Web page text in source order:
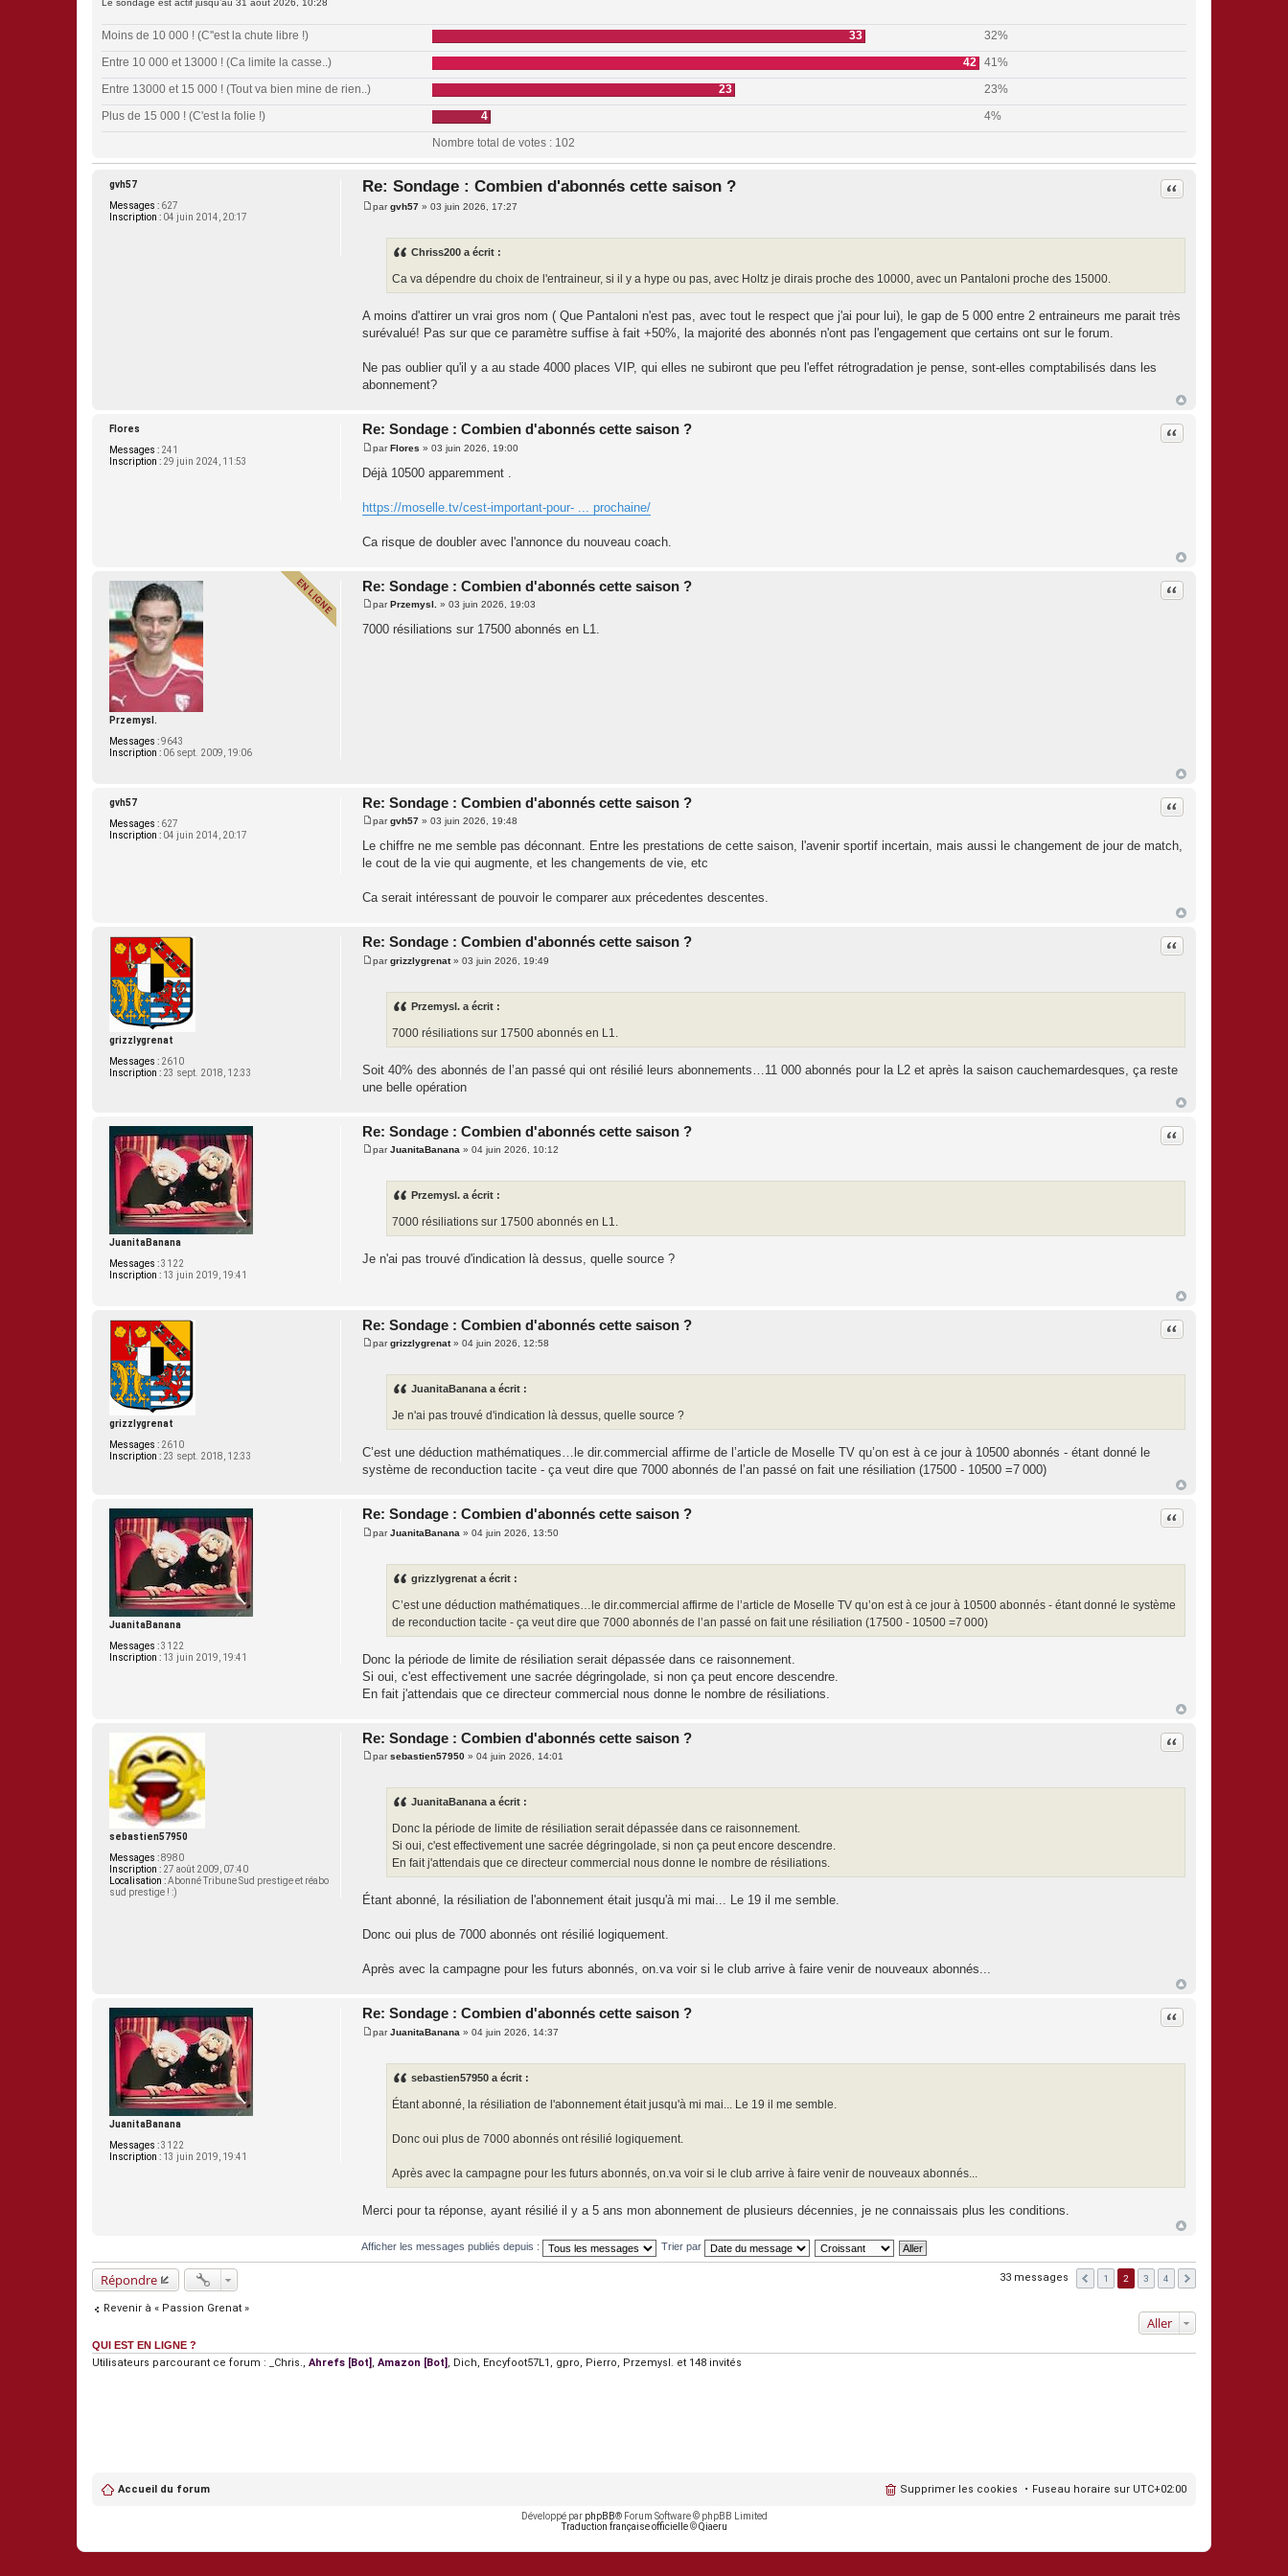
Le sondage est actif jusqu’au 31 août 2026, 10:28
Moins de 10 000 ! (C''est la chute libre !) 33
32%
Entre 10 000 et 13000 ! (Ca limite la casse..)
42
41%
Entre 13000 et 15 000 ! (Tout va bien mine de rien..)
23
23%
Plus de 15 000 ! (C'est la folie !)
4
4%
Nombre total de votes : 102
gvh57
Messages : 627
Inscription : 04 juin 2014, 20:17
Re: Sondage : Combien d'abonnés cette saison ? Citation
M
pargvh57» 03 juin 2026, 17:27
Chriss200 a écrit :
Ca va dépendre du choix de l'entraineur, si il y a hype ou pas, avec Holtz je dirais proche des 10000, avec un Pantaloni proche des 15000.
A moins d'attirer un vrai gros nom ( Que Pantaloni n'est pas, avec tout le respect que j'ai pour lui), le gap de 5 000 entre 2 entraineurs me parait très
surévalué! Pas sur que ce paramètre suffise à fait +50%, la majorité des abonnés n'ont pas l'engagement que certains ont sur le forum.
Ne pas oublier qu'il y a au stade 4000 places VIP, qui elles ne subiront que peu l'effet rétrogradation je pense, sont-elles comptabilisés dans les
abonnement?
Flores
Messages : 241
Inscription : 29 juin 2024, 11:53
Re: Sondage : Combien d'abonnés cette saison ? Citation
M
e
s
a
g
parFlores » 03 juin 2026, 19:00
Déjà 10500 apparemment .
https://moselle.tv/cest-important-pour- ... prochaine/
Ca risque de doubler avec l'annonce du nouveau coach.
Przemysl.
Messages :9643
Inscription : 06 sept. 2009, 19:06
Re: Sondage : Combien d'abonnés cette saison ? Citation
M
e
s
parPrzemysl. » 03 juin 2026, 19:03
7000 résiliations sur 17500 abonnés en L1.
gvh57
Messages : 627
Inscription : 04 juin 2014, 20:17
Re: Sondage : Combien d'abonnés cette saison ? Citation
M
s
s
e
pargvh57» 03 juin 2026, 19:48
Le chiffre ne me semble pas déconnant. Entre les prestations de cette saison, l'avenir sportif incertain, mais aussi le changement de jour de match,
le cout de la vie qui augmente, et les changements de vie, etc
Ca serait intéressant de pouvoir le comparer aux précedentes descentes.
grizzlygrenat
Messages : 2610
Inscription : 23 sept. 2018, 12:33
Re: Sondage : Combien d'abonnés cette saison ? Citation
M
pargrizzlygrenat» 03 juin 2026, 19:49
Przemysl. a écrit :
7000 résiliations sur 17500 abonnés en L1.
Soit 40% des abonnés de l’an passé qui ont résilié leurs abonnements…11 000 abonnés pour la L2 et après la saison cauchemardesques, ça reste
une belle opération
JuanitaBanana
Messages :3122
Inscription : 13 juin 2019, 19:41
Re: Sondage : Combien d'abonnés cette saison ? Citation
M
parJuanitaBanana » 04 juin 2026, 10:12
Przemysl. a écrit :
7000 résiliations sur 17500 abonnés en L1.
Je n'ai pas trouvé d'indication là dessus, quelle source ?
grizzlygrenat
Messages : 2610
Inscription : 23 sept. 2018, 12:33
Re: Sondage : Combien d'abonnés cette saison ? Citation
M
pargrizzlygrenat» 04 juin 2026, 12:58
JuanitaBanana a écrit :
Je n'ai pas trouvé d'indication là dessus, quelle source ?
C’est une déduction mathématiques…le dir.commercial affirme de l’article de Moselle TV qu’on est à ce jour à 10500 abonnés - étant donné le
système de reconduction tacite - ça veut dire que 7000 abonnés de l’an passé on fait une résiliation (17500 - 10500 =7 000)
JuanitaBanana
Messages :3122
Inscription : 13 juin 2019, 19:41
Re: Sondage : Combien d'abonnés cette saison ? Citation
M
parJuanitaBanana » 04 juin 2026, 13:50
grizzlygrenat a écrit :
C’est une déduction mathématiques…le dir.commercial affirme de l’article de Moselle TV qu’on est à ce jour à 10500 abonnés - étant donné le système
de reconduction tacite - ça veut dire que 7000 abonnés de l’an passé on fait une résiliation (17500 - 10500 =7 000)
Donc la période de limite de résiliation serait dépassée dans ce raisonnement.
Si oui, c'est effectivement une sacrée dégringolade, si non ça peut encore descendre.
En fait j'attendais que ce directeur commercial nous donne le nombre de résiliations.
sebastien57950
Messages :8980
Inscription : 27 août 2009, 07:40
Localisation :Abonné Tribune Sud prestige et réabo
sud prestige ! :)
Re: Sondage : Combien d'abonnés cette saison ? Citation
M
parsebastien57950» 04 juin 2026, 14:01
JuanitaBanana a écrit :
Donc la période de limite de résiliation serait dépassée dans ce raisonnement.
Si oui, c'est effectivement une sacrée dégringolade, si non ça peut encore descendre.
En fait j'attendais que ce directeur commercial nous donne le nombre de résiliations.
Étant abonné, la résiliation de l'abonnement était jusqu'à mi mai... Le 19 il me semble.
Donc oui plus de 7000 abonnés ont résilié logiquement.
Après avec la campagne pour les futurs abonnés, on.va voir si le club arrive à faire venir de nouveaux abonnés...
JuanitaBanana
Messages :3122
Inscription : 13 juin 2019, 19:41
Re: Sondage : Combien d'abonnés cette saison ? Citation
M
parJuanitaBanana » 04 juin 2026, 14:37
sebastien57950 a écrit :
Étant abonné, la résiliation de l'abonnement était jusqu'à mi mai... Le 19 il me semble.
Donc oui plus de 7000 abonnés ont résilié logiquement.
Après avec la campagne pour les futurs abonnés, on.va voir si le club arrive à faire venir de nouveaux abonnés...
Merci pour ta réponse, ayant résilié il y a 5 ans mon abonnement de plusieurs décennies, je ne connaissais plus les conditions.
Afficher les messages publiés depuis : Trier par
Répondre 33 messages 1 2 3 4
Revenir à « Passion Grenat »
Aller
QUI EST EN LIGNE ?
Utilisateurs parcourant ce forum : _Chris., Ahrefs [Bot] , Amazon [Bot] , Dich, Encyfoot57L1 , gpro, Pierro, Przemysl. et 148 invités
Accueil du forum Fuseau horaire sur UTC+02:00
Supprimer les cookies
Développé par phpBB® Forum Software © phpBB Limited
Traduction française officielle©Qiaeru